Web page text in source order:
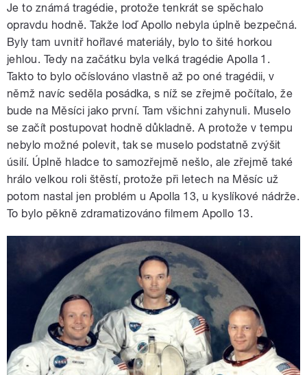
Je to známá tragédie, protože tenkrát se spěchalo
opravdu hodně. Takže loď Apollo nebyla úplně bezpečná.
Byly tam uvnitř hořlavé materiály, bylo to šité horkou
jehlou. Tedy na začátku byla velká tragédie Apolla 1.
Takto to bylo očíslováno vlastně až po oné tragédii, v
němž navíc seděla posádka, s níž se zřejmě počítalo, že
bude na Měsíci jako první. Tam všichni zahynuli. Muselo
se začít postupovat hodně důkladně. A protože v tempu
nebylo možné polevit, tak se muselo podstatně zvýšit
úsilí. Úplně hladce to samozřejmě nešlo, ale zřejmě také
hrálo velkou roli štěstí, protože při letech na Měsíc už
potom nastal jen problém u Apolla 13, u kyslíkové nádrže.
To bylo pěkně zdramatizováno filmem Apollo 13.